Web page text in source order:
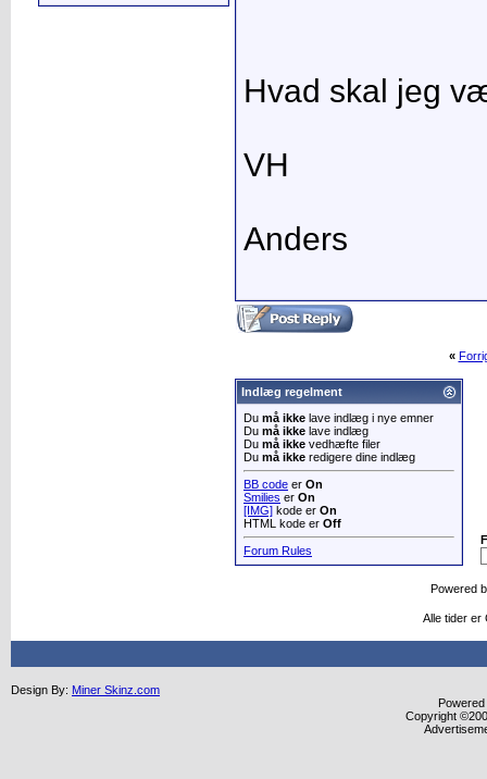
Hvad skal jeg
VH
Anders
«
Indlæg regelment
Du må ikke lave indlæg i nye emner
Du må ikke lave indlæg
Du må ikke vedhæfte filer
Du må ikke redigere dine indlæg
BB code er On
Smilies er On
[IMG] kode er On
HTML kode er Off
Forum Rules
Powered
Alle tider er
Design By: Miner Skinz.com
Copyright